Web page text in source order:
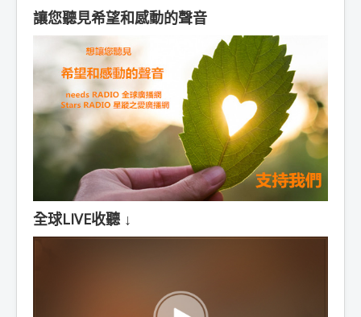
首頁
捐款支持
節目表
節目簡介
節目預告
讓您聽見希望和感動的聲音
全球LIVE收聽 ↓